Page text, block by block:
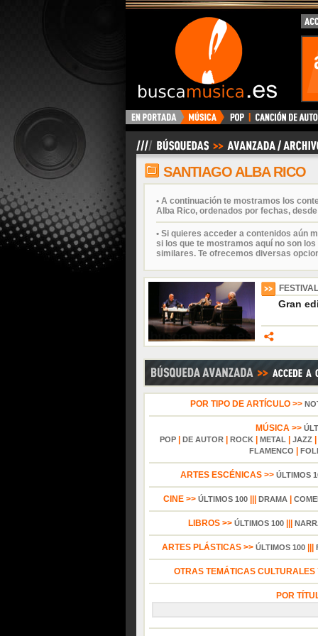
BuscaMusica.es
SANTIAGO ALBA RICO
• A continuación te mostramos los
Alba Rico, ordenados por fechas,
• Si quieres acceder a contenidos aún
si los que te mostramos aquí no son
similares. Te ofrecemos diversas
Gran
POR TIPO DE ARTÍCULO >>
MÚSICA >>
POP| DE AUTOR| ROCK| METAL| JAZZ|
FLAMENCO
ARTES ESCÉNICAS >> ÚLTIMOS
CINE >> ÚLTIMOS 100 DRAMA
LIBROS >> ÚLTIMOS 100
ARTES PLÁSTICAS >> ÚLTIMOS 100
OTRAS TEMÁTICAS CULTURALES
POR